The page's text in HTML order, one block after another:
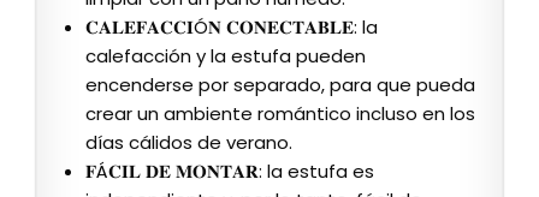
𝐂𝐀𝐋𝐄𝐅𝐀𝐂𝐂𝐈Ó𝐍 𝐂𝐎𝐍𝐄𝐂𝐓𝐀𝐁𝐋𝐄: la
calefacción y la estufa pueden
encenderse por separado, para que pueda
crear un ambiente romántico incluso en los
días cálidos de verano.
𝐅Á𝐂𝐈𝐋 𝐃𝐄 𝐌𝐎𝐍𝐓𝐀𝐑: la estufa es